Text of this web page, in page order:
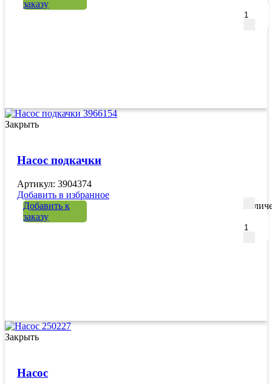
заказу
Закрыть
Насос подкачки
Артикул: 3904374
Добавить в избранное
Добавить к
заказу
Закрыть
Насос